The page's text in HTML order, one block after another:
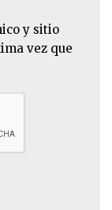
y sitio
vez que